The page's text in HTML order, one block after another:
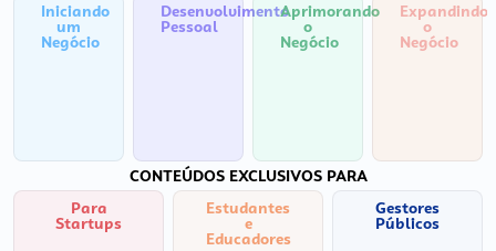
Iniciando
um
Negócio
Desenvolvimento
Pessoal
Aprimorando
o
Negócio
Expandindo
o
Negócio
CONTEÚDOS EXCLUSIVOS PARA
Para
Startups
Estudantes
e
Educadores
Gestores
Públicos